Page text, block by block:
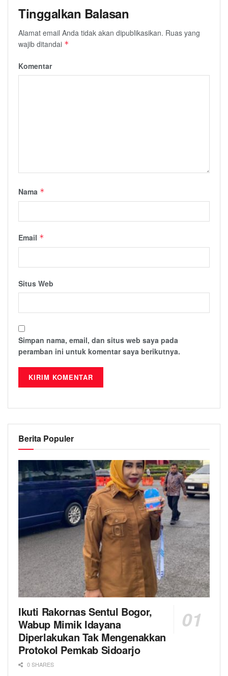
Tinggalkan Balasan
Alamat email Anda tidak akan dipublikasikan. Ruas yang
wajib ditandai *
Komentar
Nama *
Email *
Situs Web
Simpan nama, email, dan situs web saya pada
peramban ini untuk komentar saya berikutnya.
Berita Populer
Ikuti Rakornas Sentul Bogor,
Wabup Mimik Idayana
Diperlakukan Tak Mengenakkan
Protokol Pemkab Sidoarjo
0 SHARES